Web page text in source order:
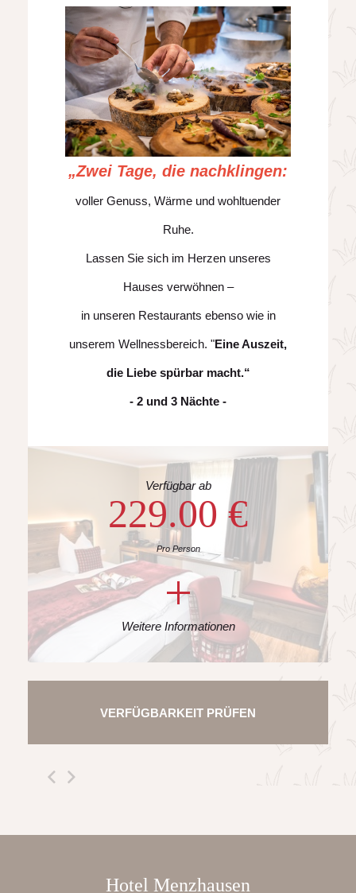
„Zwei Tage, die nachklingen:
voller Genuss, Wärme und wohltuender
Ruhe.
Lassen Sie sich im Herzen unseres
Hauses verwöhnen –
in unseren Restaurants ebenso wie in
unserem Wellnessbereich. "Eine Auszeit,
die Liebe spürbar macht.“
- 2 und 3 Nächte -
Verfügbar ab
229.00 €
Pro Person
Weitere Informationen
VERFÜGBARKEIT PRÜFEN
Hotel Menzhausen